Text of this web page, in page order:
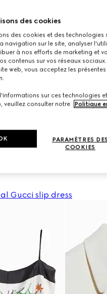
des cookies
des cookies et des technologies
navigation sur le site, analyser
à nos efforts de marketing et
contenus sur vos réseaux
web, vous acceptez les
sur ces technologies
veuillez consulter notre
Politique
PARAMÈTRES DES
COOKIES